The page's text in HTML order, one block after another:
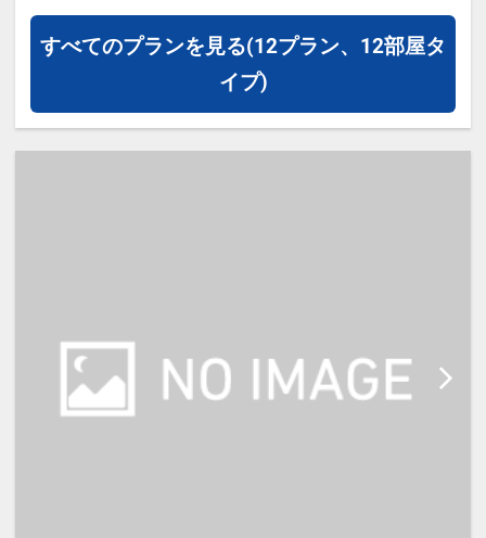
（外部駐車場は料金が異なります
ので予めご了承ください）
【宿泊施設における「こども・添い
寝」について】
・幼児施設使用料（0歳～未就学
です。
※宿泊税が必要な場合は現地払いと
すべてのプランを見る(12プラン、12部屋タ
イプ)